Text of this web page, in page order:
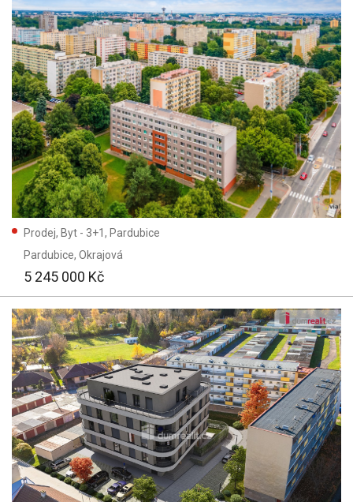
Prodej, Byt - 3+1, Pardubice
Pardubice, Okrajová
5 245 000 Kč